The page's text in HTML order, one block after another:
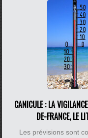
CANICULE : LA
DE-FRANCE, LE
Les prévisions sont